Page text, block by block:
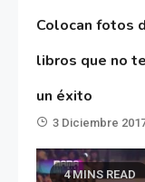
Colocan fotos
libros que no
un éxito
3 Diciembre
4 MINS READ